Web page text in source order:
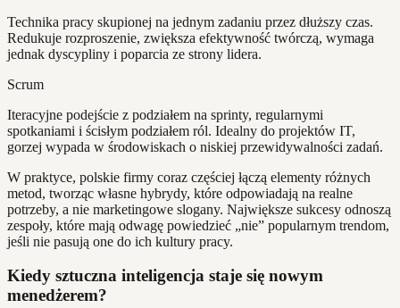
Technika pracy skupionej na jednym zadaniu przez dłuższy czas.
Redukuje rozproszenie, zwiększa efektywność twórczą, wymaga
jednak dyscypliny i poparcia ze strony lidera.
Scrum
Iteracyjne podejście z podziałem na sprinty, regularnymi
spotkaniami i ścisłym podziałem ról. Idealny do projektów IT,
gorzej wypada w środowiskach o niskiej przewidywalności zadań.
W praktyce, polskie firmy coraz częściej łączą elementy różnych
metod, tworząc własne hybrydy, które odpowiadają na realne
potrzeby, a nie marketingowe slogany. Największe sukcesy odnoszą
zespoły, które mają odwagę powiedzieć „nie” popularnym trendom,
jeśli nie pasują one do ich kultury pracy.
Kiedy sztuczna inteligencja staje się nowym
menedżerem?